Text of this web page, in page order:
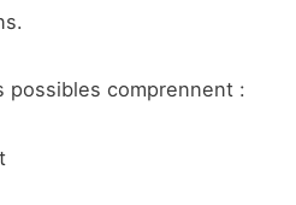
possibles comprennent :